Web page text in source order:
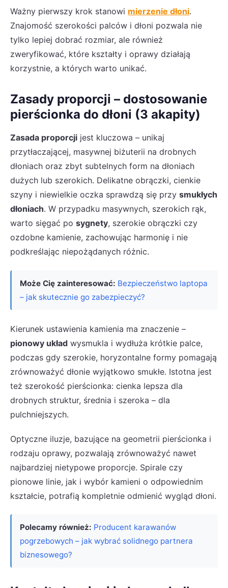
Ważny pierwszy krok stanowi mierzenie dłoni.
Znajomość szerokości palców i dłoni pozwala nie
tylko lepiej dobrać rozmiar, ale również
zweryfikować, które kształty i oprawy działają
korzystnie, a których warto unikać.
Zasady proporcji – dostosowanie
pierścionka do dłoni (3 akapity)
Zasada proporcji jest kluczowa – unikaj
przytłaczającej, masywnej biżuterii na drobnych
dłoniach oraz zbyt subtelnych form na dłoniach
dużych lub szerokich. Delikatne obrączki, cienkie
szyny i niewielkie oczka sprawdzą się przy smukłych
dłoniach. W przypadku masywnych, szerokich rąk,
warto sięgać po sygnety, szerokie obrączki czy
ozdobne kamienie, zachowując harmonię i nie
podkreślając niepożądanych różnic.
Może Cię zainteresować: Bezpieczeństwo laptopa
– jak skutecznie go zabezpieczyć?
Kierunek ustawienia kamienia ma znaczenie –
pionowy układ wysmukla i wydłuża krótkie palce,
podczas gdy szerokie, horyzontalne formy pomagają
zrównoważyć dłonie wyjątkowo smukłe. Istotna jest
też szerokość pierścionka: cienka lepsza dla
drobnych struktur, średnia i szeroka – dla
pulchniejszych.
Optyczne iluzje, bazujące na geometrii pierścionka i
rodzaju oprawy, pozwalają zrównoważyć nawet
najbardziej nietypowe proporcje. Spirale czy
pionowe linie, jak i wybór kamieni o odpowiednim
kształcie, potrafią kompletnie odmienić wygląd dłoni.
Polecamy również: Producent karawanów
pogrzebowych – jak wybrać solidnego partnera
biznesowego?